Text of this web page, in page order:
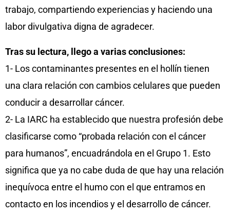
trabajo, compartiendo experiencias y haciendo una
labor divulgativa digna de agradecer.
Tras su lectura, llego a varias conclusiones:
1- Los contaminantes presentes en el hollín tienen
una clara relación con cambios celulares que pueden
conducir a desarrollar cáncer.
2- La IARC ha establecido que nuestra profesión debe
clasificarse como “probada relación con el cáncer
para humanos”, encuadrándola en el Grupo 1. Esto
significa que ya no cabe duda de que hay una relación
inequívoca entre el humo con el que entramos en
contacto en los incendios y el desarrollo de cáncer.